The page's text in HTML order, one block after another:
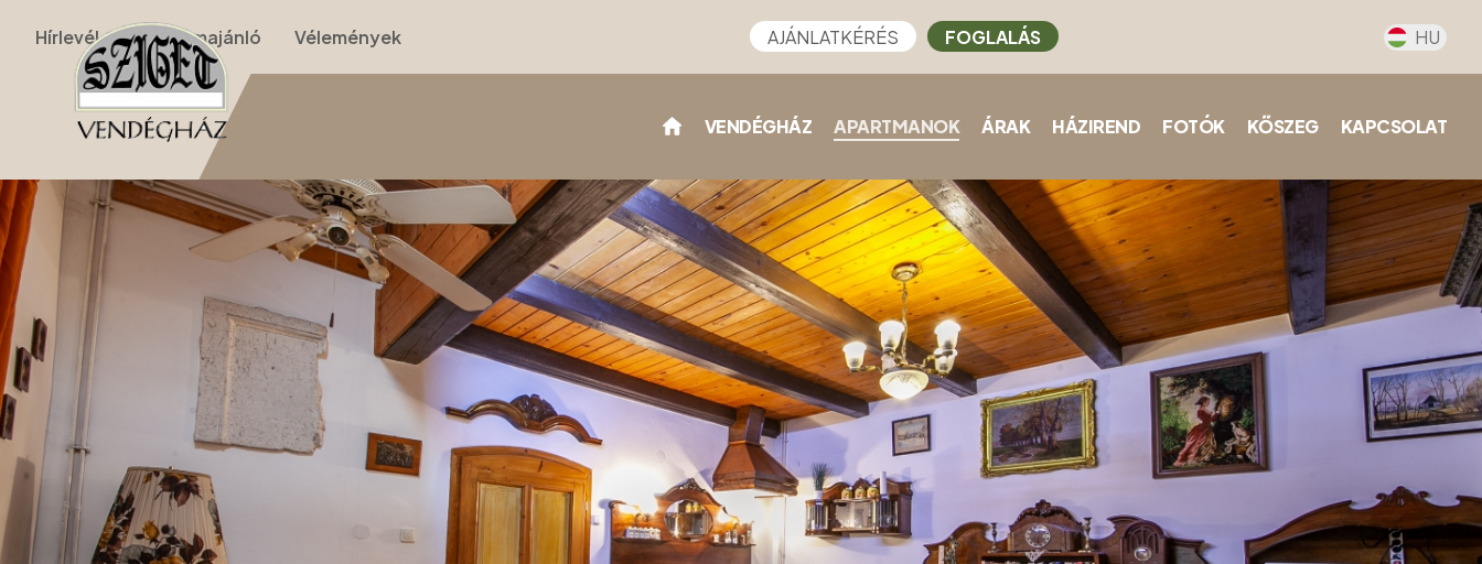
Hírlevél Programajánló Vélemények AJÁNLATKÉRÉS FOGLALÁS HU
VENDÉGHÁZ APARTMANOK ÁRAK HÁZIREND FOTÓK KŐSZEG KAPCSOLAT
Nyitólap › Apartmanok › II. Apartman (nappalis, galériás, 2 szobás)